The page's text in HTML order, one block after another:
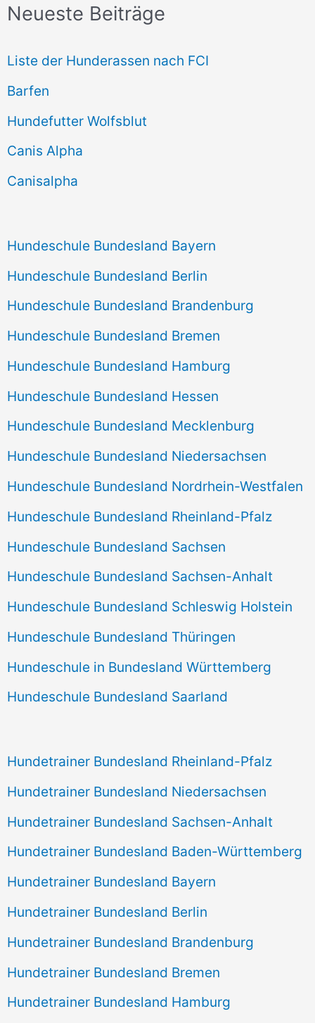
h
n
n
a
c
h
Neueste Beiträge
Liste der Hunderassen nach FCI
Barfen
Hundefutter Wolfsblut
Canis Alpha
Canisalpha
Hundeschule Bundesland Bayern
Hundeschule Bundesland Berlin
Hundeschule Bundesland Brandenburg
Hundeschule Bundesland Bremen
Hundeschule Bundesland Hamburg
Hundeschule Bundesland Hessen
Hundeschule Bundesland Mecklenburg
Hundeschule Bundesland Niedersachsen
Hundeschule Bundesland Nordrhein-Westfalen
Hundeschule Bundesland Rheinland-Pfalz
Hundeschule Bundesland Sachsen
Hundeschule Bundesland Sachsen-Anhalt
Hundeschule Bundesland Schleswig Holstein
Hundeschule Bundesland Thüringen
Hundeschule in Bundesland Württemberg
Hundeschule Bundesland Saarland
Hundetrainer Bundesland Rheinland-Pfalz
Hundetrainer Bundesland Niedersachsen
Hundetrainer Bundesland Sachsen-Anhalt
Hundetrainer Bundesland Baden-Württemberg
Hundetrainer Bundesland Bayern
Hundetrainer Bundesland Berlin
Hundetrainer Bundesland Brandenburg
Hundetrainer Bundesland Bremen
Hundetrainer Bundesland Hamburg